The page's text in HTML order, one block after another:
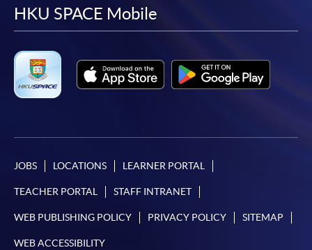
facebook
youtube
linkedin
HKU SPACE Mobile
JOBS LOCATIONS LEARNER PORTAL
TEACHER PORTAL STAFF INTRANET
WEB PUBLISHING POLICY PRIVACY POLICY SITEMAP
WEB ACCESSIBILITY